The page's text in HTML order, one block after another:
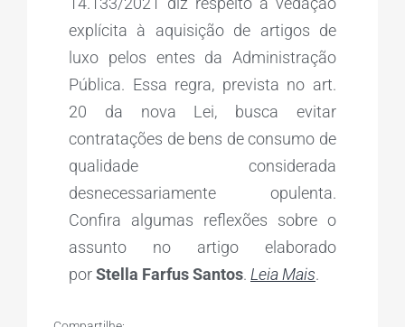
explícita à aquisição de artigos de
luxo pelos entes da Administração
Pública. Essa regra, prevista no art.
20 da nova Lei, busca evitar
contratações de bens de consumo de
qualidade considerada
desnecessariamente opulenta.
Confira algumas reflexões sobre o
assunto no artigo elaborado
porStella Farfus Santos. Leia Mais.